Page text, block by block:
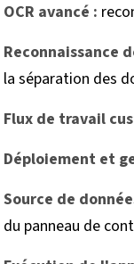
OCR avancé :
Reconnaissance
la séparation des
Flux de travail
Déploiement et
Source de
du panneau de